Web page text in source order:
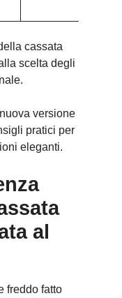
cassata
scelta degli
versione
pratici per
eleganti.
al
freddo fatto